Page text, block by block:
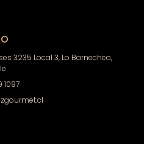
3235 Local 3, Lo Barnechea,
1097